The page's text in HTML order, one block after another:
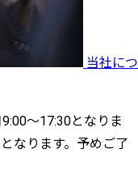
当社につ
～17:30となりま
なります。予めご了